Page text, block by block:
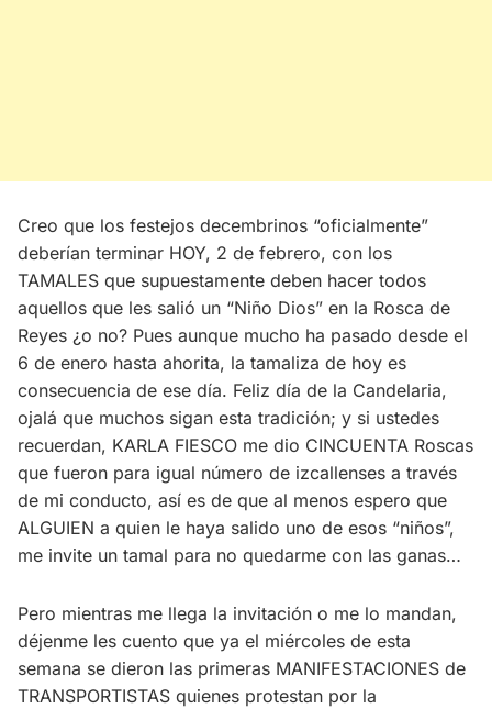
Creo que los festejos decembrinos “oficialmente”
deberían terminar HOY, 2 de febrero, con los
TAMALES que supuestamente deben hacer todos
aquellos que les salió un “Niño Dios” en la Rosca de
Reyes ¿o no? Pues aunque mucho ha pasado desde el
6 de enero hasta ahorita, la tamaliza de hoy es
consecuencia de ese día. Feliz día de la Candelaria,
ojalá que muchos sigan esta tradición; y si ustedes
recuerdan, KARLA FIESCO me dio CINCUENTA Roscas
que fueron para igual número de izcallenses a través
de mi conducto, así es de que al menos espero que
ALGUIEN a quien le haya salido uno de esos “niños”,
me invite un tamal para no quedarme con las ganas…
Pero mientras me llega la invitación o me lo mandan,
déjenme les cuento que ya el miércoles de esta
semana se dieron las primeras MANIFESTACIONES de
TRANSPORTISTAS quienes protestan por la